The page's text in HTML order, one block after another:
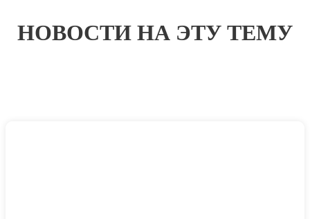
НОВОСТИ НА ЭТУ ТЕМУ